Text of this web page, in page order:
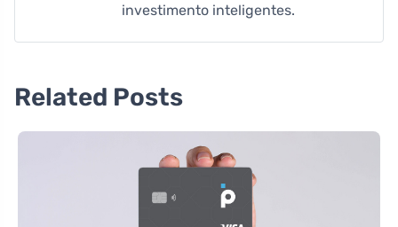
investimento inteligentes.
Related Posts